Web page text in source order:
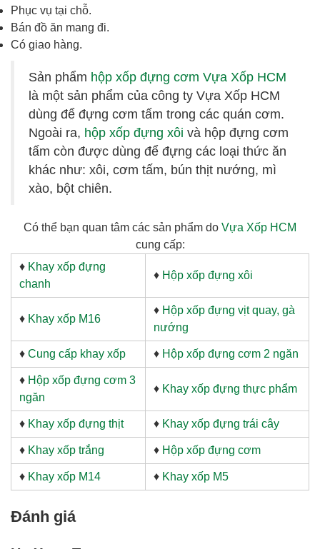
Phục vụ tại chỗ.
Bán đồ ăn mang đi.
Có giao hàng.
Sản phẩm hộp xốp đựng cơm Vựa Xốp HCM
là một sản phẩm của công ty Vựa Xốp HCM
dùng để đựng cơm tấm trong các quán cơm.
Ngoài ra, hộp xốp đựng xôi và hộp đựng cơm
tấm còn được dùng để đựng các loại thức ăn
khác như: xôi, cơm tấm, bún thịt nướng, mì
xào, bột chiên.
Có thể bạn quan tâm các sản phẩm do Vựa Xốp HCM
cung cấp:
♦ Khay xốp đựng
chanh
♦ Hộp xốp đựng xôi
♦ Khay xốp M16
♦ Hộp xốp đựng vịt quay, gà
nướng
♦ Cung cấp khay xốp ♦ Hộp xốp đựng cơm 2 ngăn
♦ Hộp xốp đựng cơm 3
ngăn
♦ Khay xốp đựng thực phẩm
♦ Khay xốp đựng thịt ♦ Khay xốp đựng trái cây
♦ Khay xốp trắng ♦ Hộp xốp đựng cơm
♦ Khay xốp M14 ♦ Khay xốp M5
Đánh giá